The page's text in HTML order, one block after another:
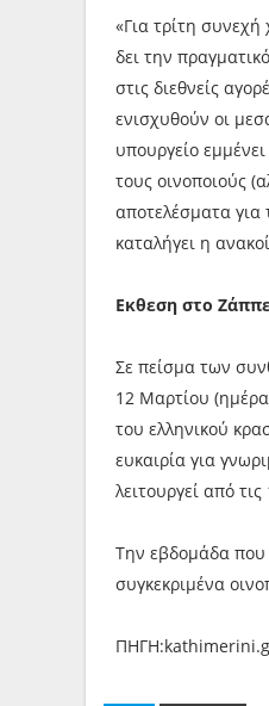
«Για τρίτη
δει την
στις διεθνείς
ενισχυθούν οι
υπουργείο
τους οινοποιούς
αποτελέσματα για
καταλήγει η
Εκθεση στο
Σε πείσμα των
12 Μαρτίου
του ελληνικού
ευκαιρία για
λειτουργεί από
Την εβδομάδα που
συγκεκριμένα